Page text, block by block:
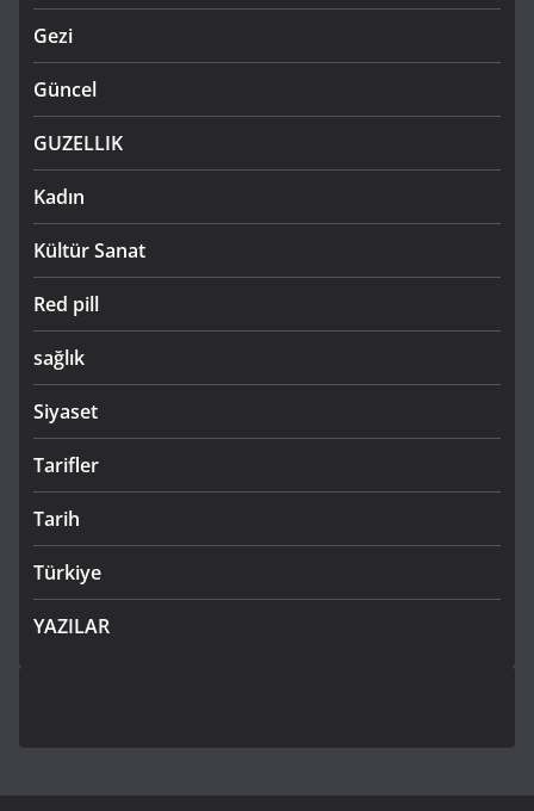
Gezi
Güncel
GUZELLIK
Kadın
Kültür Sanat
Red pill
sağlık
Siyaset
Tarifler
Tarih
Türkiye
YAZILAR